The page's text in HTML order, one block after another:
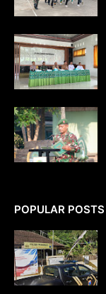
POPULAR POSTS